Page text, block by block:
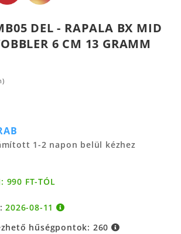
DEL - RAPALA BX MID
6 CM 13 GRAMM
1-2 napon belül kézhez
990 FT-TÓL
2026-08-11
hűségpontok: 260